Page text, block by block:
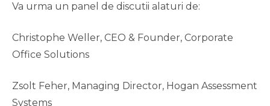
Va urma un panel de discutii alaturi de:
Christophe Weller, CEO & Founder, Corporate
Office Solutions
Zsolt Feher, Managing Director, Hogan Assessment
Systems